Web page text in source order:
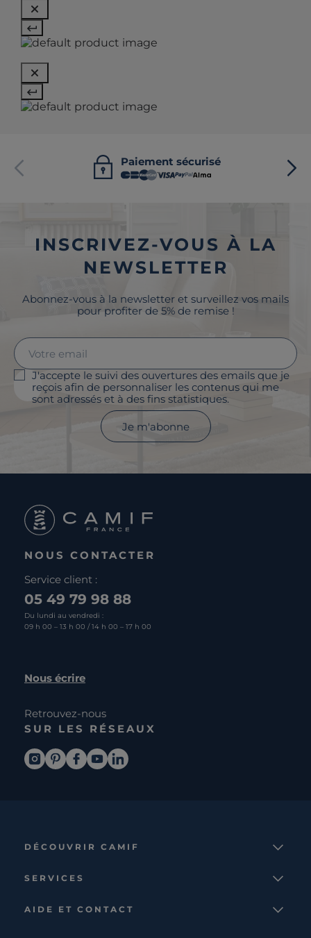
Paiement sécurisé
INSCRIVEZ-VOUS À LA
NEWSLETTER
Abonnez-vous à la newsletter et surveillez vos mails
pour profiter de 5% de remise !
J'accepte le suivi des ouvertures des emails que je
reçois afin de personnaliser les contenus qui me
sont adressés et à des fins statistiques.
Je m'abonne
NOUS CONTACTER
Service client :
05 49 79 98 88
Du lundi au vendredi :
09 h 00 – 13 h 00 / 14 h 00 – 17 h 00
Nous écrire
Retrouvez-nous
SUR LES RÉSEAUX
DÉCOUVRIR CAMIF
Nos collections
SERVICES
AIDE ET CONTACT